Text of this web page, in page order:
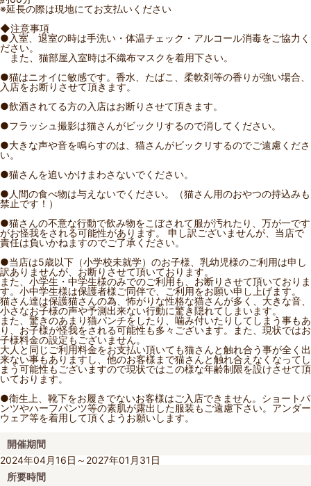
※延長の際は現地にてお支払いください
◆注意事項
●入室、退室の時は手洗い・体温チェック・アルコール消毒をご協力く
ださい。
また、猫部屋入室時は不織布マスクを着用下さい。
●猫はニオイに敏感です。香水、たばこ、柔軟剤等の香りが強い場合、
入店をお断りさせて頂きます。
●飲酒されてる方の入店はお断りさせて頂きます。
●フラッシュ撮影は猫さんがビックリするので消してください。
●大きな声や音を鳴らすのは、猫さんがビックリするのでご遠慮くださ
い。
●猫さんを追いかけまわさないでください。
●人間の食べ物は与えないでください。（猫さん用のおやつの持込みも
禁止です！）
●猫さんの不意な行動で飲み物をこぼされて服が汚れたり、万が一です
がお怪我をされる可能性があります。 申し訳ございませんが、当店で
責任は負いかねますのでご了承ください。
●当店は5歳以下（小学校未就学）のお子様、乳幼児様のご利用は申し
訳ありませんが、お断りさせて頂いております。
また、小学生・中学生様のみでのご利用も、お断りさせて頂いておりま
す。小中学生様は保護者様ご同伴で、ご利用をお願い申し上げます。
猫さん達は保護猫さんの為、怖がりな性格な猫さんが多く、大きな音、
小さなお子様の声や予測出来ない行動に驚き隠れてしまいます。
また、驚きのあまり猫パンチをしたり、噛み付いたりしてしまう事もあ
り、お子様が怪我をされる可能性も多々ございます。また、現状ではお
子様料金の設定もございません。
大人と同じご利用料金をお支払い頂いても猫さんと触れ合う事が全く出
来ない事もありますし、他のお客様まで猫さんと触れ合えなくなってし
まう可能性もございますので現状ではこの様な年齢制限を設けさせて頂
いております。
●衛生上、靴下をお履きでないお客様はご入店できません。ショートパ
ンツやハーフパンツ等の素肌が露出した服装もご遠慮下さい。アンダー
ウェア等を着用して頂くようお願いします。
開催期間
2024年04月16日～2027年01月31日
所要時間